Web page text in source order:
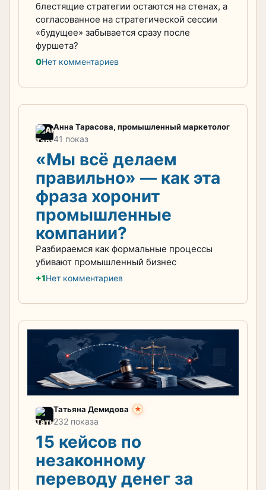
блестящие стратегии остаются на стенах, а
согласованное на стратегической сессии
«будущее» забывается сразу после
фуршета?
0Нет комментариев
Анна Тарасова, промышленный маркетолог
41 показ
«Мы всё делаем
правильно» — как эта
фраза хоронит
промышленные
компании?
Разбираемся как формальные процессы
убивают промышленный бизнес
+1Нет комментариев
Татьяна Демидова ★
232 показа
15 кейсов по
незаконному
переводу денег за